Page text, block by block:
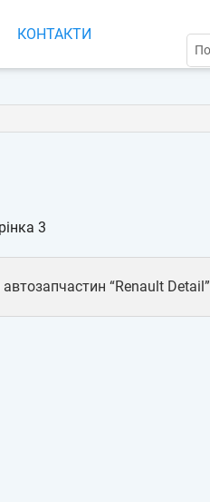
КОНТАКТИ
3
“Renault Detail”